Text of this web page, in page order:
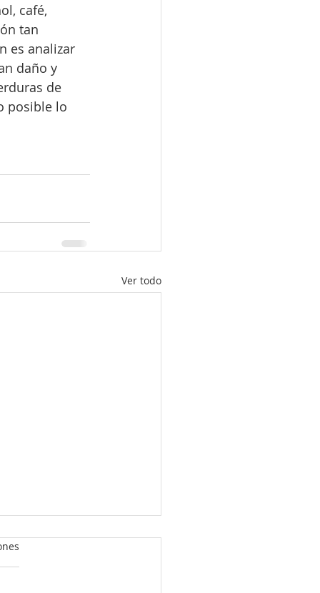
café,
tan
es analizar
daño y
de
posible lo
Ver todo
es proteína en la
infantil